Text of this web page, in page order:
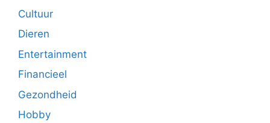
Cultuur
Dieren
Entertainment
Financieel
Gezondheid
Hobby